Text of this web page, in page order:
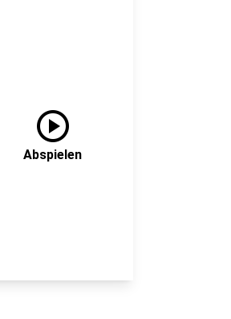
play_circle
Abspielen